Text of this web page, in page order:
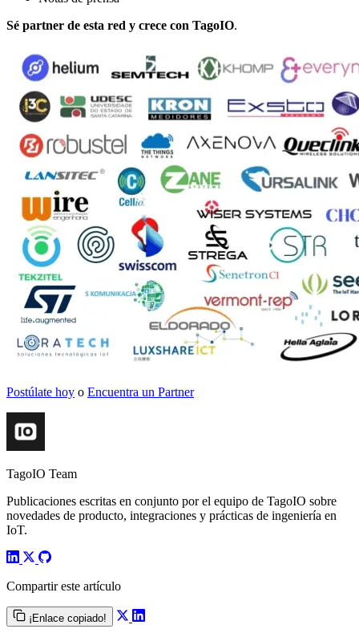
Sé partner de esta red y crece con TagoIO.
Postúlate hoy o Encuentra un Partner
TagoIO Team
Publicaciones escritas en conjunto por el equipo de TagoIO sobre
novedades de producto, integraciones y prácticas de ingeniería en
IoT.
Compartir este artículo
¡Enlace copiado!